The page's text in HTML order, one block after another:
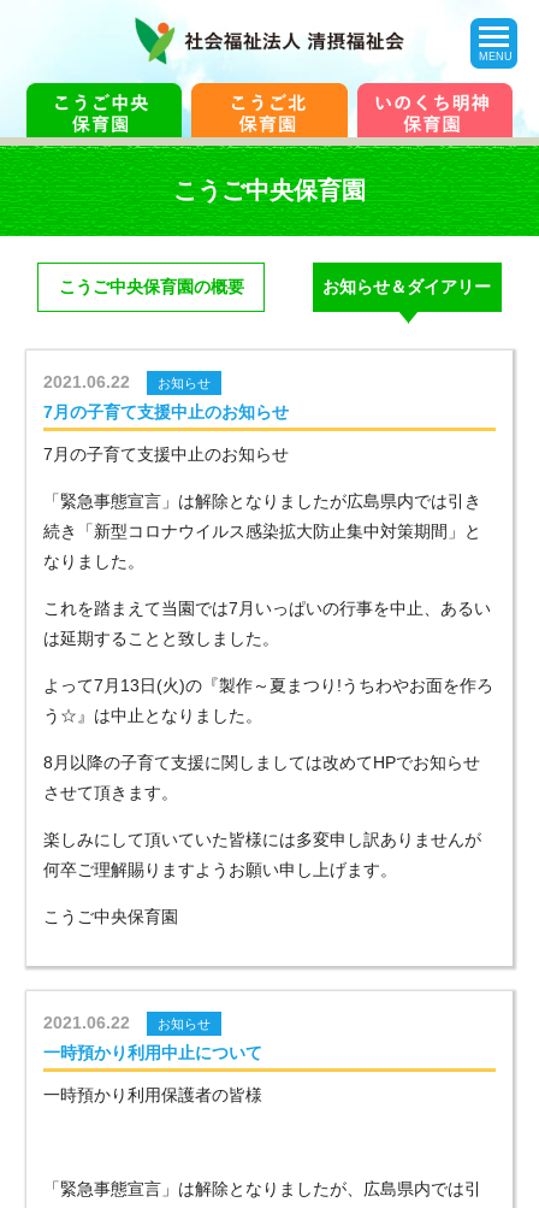
toggle
navigation
MENU
こうご中央保育園
こうご中央保育園の概要 お知らせ＆ダイアリー
2021.06.22 お知らせ
7月の子育て支援中止のお知らせ
7月の子育て支援中止のお知らせ
「緊急事態宣言」は解除となりましたが広島県内では引き
続き「新型コロナウイルス感染拡大防止集中対策期間」と
なりました。
これを踏まえて当園では7月いっぱいの行事を中止、あるい
は延期することと致しました。
よって7月13日(火)の『製作～夏まつり!うちわやお面を作ろ
う☆』は中止となりました。
8月以降の子育て支援に関しましては改めてHPでお知らせ
させて頂きます。
楽しみにして頂いていた皆様には多変申し訳ありませんが
何卒ご理解賜りますようお願い申し上げます。
こうご中央保育園
2021.06.22 お知らせ
一時預かり利用中止について
一時預かり利用保護者の皆様
「緊急事態宣言」は解除となりましたが、広島県内では引